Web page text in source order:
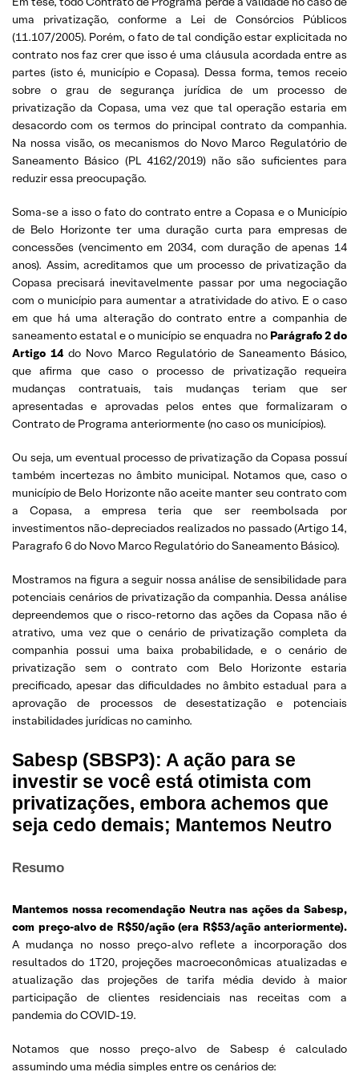
uma privatização, conforme a Lei de Consórcios Públicos
(11.107/2005). Porém, o fato de tal condição estar explicitada no
contrato nos faz crer que isso é uma cláusula acordada entre as
partes (isto é, município e Copasa). Dessa forma, temos receio
sobre o grau de segurança jurídica de um processo de
privatização da Copasa, uma vez que tal operação estaria em
desacordo com os termos do principal contrato da companhia.
Na nossa visão, os mecanismos do Novo Marco Regulatório de
Saneamento Básico (PL 4162/2019) não são suficientes para
reduzir essa preocupação.
Soma-se a isso o fato do contrato entre a Copasa e o Município
de Belo Horizonte ter uma duração curta para empresas de
concessões (vencimento em 2034, com duração de apenas 14
anos). Assim, acreditamos que um processo de privatização da
Copasa precisará inevitavelmente passar por uma negociação
com o município para aumentar a atratividade do ativo. E o caso
em que há uma alteração do contrato entre a companhia de
saneamento estatal e o município se enquadra no Parágrafo 2 do
Artigo 14 do Novo Marco Regulatório de Saneamento Básico,
que afirma que caso o processo de privatização requeira
mudanças contratuais, tais mudanças teriam que ser
apresentadas e aprovadas pelos entes que formalizaram o
Contrato de Programa anteriormente (no caso os municípios).
Ou seja, um eventual processo de privatização da Copasa possuí
também incertezas no âmbito municipal. Notamos que, caso o
município de Belo Horizonte não aceite manter seu contrato com
a Copasa, a empresa teria que ser reembolsada por
investimentos não-depreciados realizados no passado (Artigo 14,
Paragrafo 6 do Novo Marco Regulatório do Saneamento Básico).
Mostramos na figura a seguir nossa análise de sensibilidade para
potenciais cenários de privatização da companhia. Dessa análise
depreendemos que o risco-retorno das ações da Copasa não é
atrativo, uma vez que o cenário de privatização completa da
companhia possui uma baixa probabilidade, e o cenário de
privatização sem o contrato com Belo Horizonte estaria
precificado, apesar das dificuldades no âmbito estadual para a
aprovação de processos de desestatização e potenciais
instabilidades jurídicas no caminho.
Sabesp (SBSP3): A ação para se
investir se você está otimista com
privatizações, embora achemos que
seja cedo demais; Mantemos Neutro
Resumo
Mantemos nossa recomendação Neutra nas ações da Sabesp,
com preço-alvo de R$50/ação (era R$53/ação anteriormente).
A mudança no nosso preço-alvo reflete a incorporação dos
resultados do 1T20, projeções macroeconômicas atualizadas e
atualização das projeções de tarifa média devido à maior
participação de clientes residenciais nas receitas com a
pandemia do COVID-19.
Notamos que nosso preço-alvo de Sabesp é calculado
assumindo uma média simples entre os cenários de: